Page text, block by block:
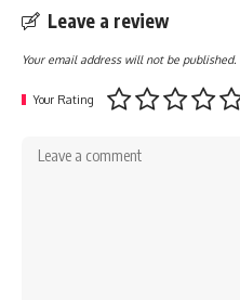
Leave a review
Your email address will not be published.
Your Rating